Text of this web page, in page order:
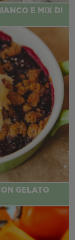
E MIX DI
GELATO